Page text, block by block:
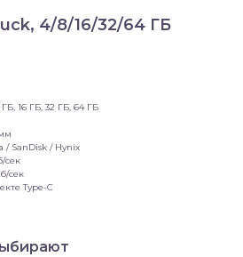
4/8/16/32/64 ГБ
16 ГБ, 32 ГБ, 64 ГБ
/ SanDisk / Hynix
сек
сек
Type-C